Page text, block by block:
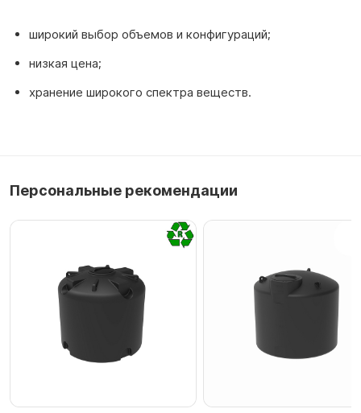
широкий выбор объемов и конфигураций;
низкая цена;
хранение широкого спектра веществ.
Персональные рекомендации